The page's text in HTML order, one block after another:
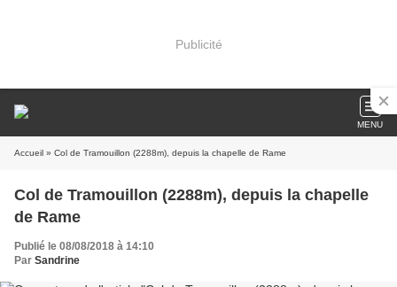
Publicité
MENU
Accueil » Col de Tramouillon (2288m), depuis la chapelle de Rame
Col de Tramouillon (2288m), depuis la chapelle
de Rame
Publié le 08/08/2018 à 14:10
Par Sandrine